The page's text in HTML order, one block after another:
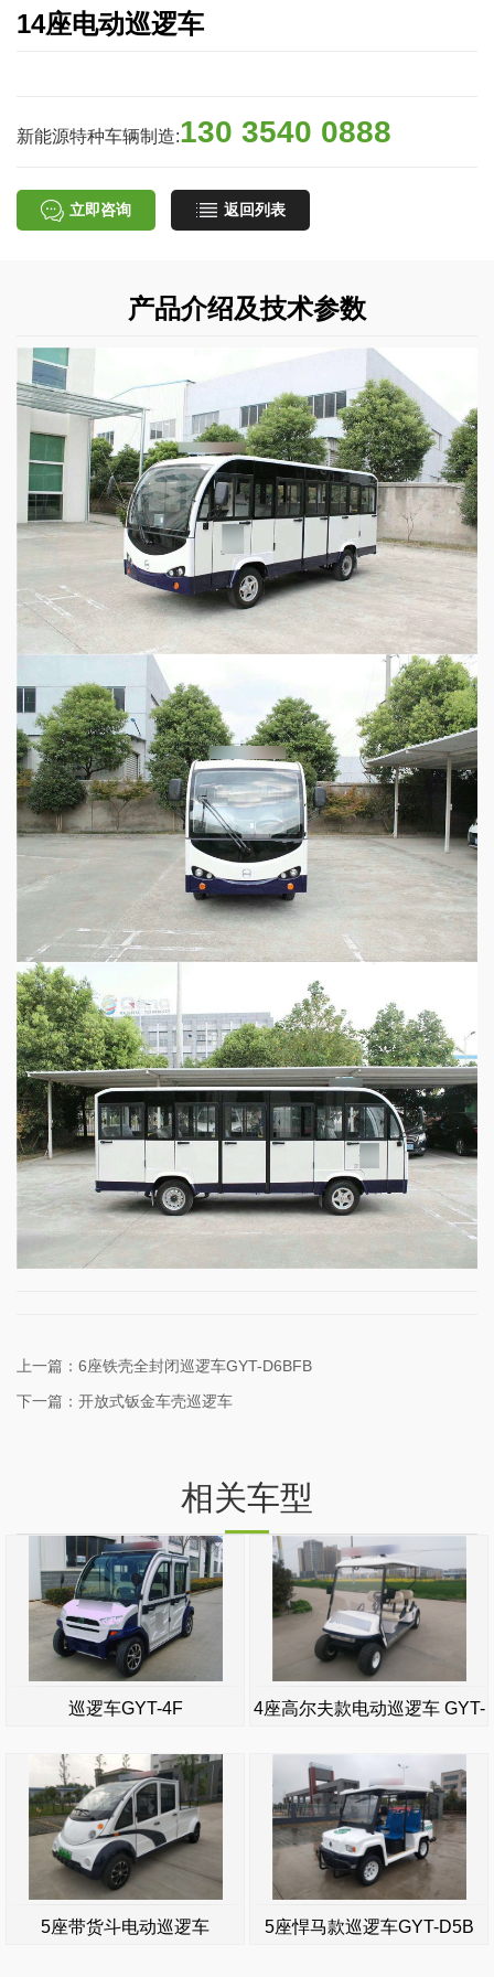
14座电动巡逻车
新能源特种车辆制造:130 3540 0888
立即咨询 返回列表
产品介绍及技术参数
上一篇： 6座铁壳全封闭巡逻车GYT-D6BFB
下一篇： 开放式钣金车壳巡逻车
相关车型
巡逻车GYT-4F
4座高尔夫款电动巡逻车 GYT-
5座带货斗电动巡逻车 5座悍马款巡逻车GYT-D5B